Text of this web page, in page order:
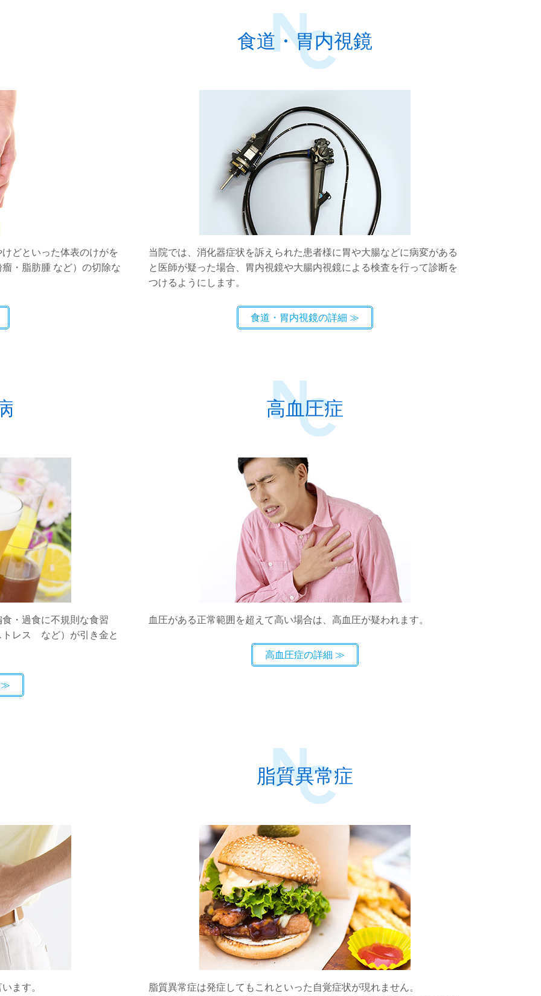
どといった体表のけがを
・脂肪腫 など）の切除な
食道・胃内視鏡
当院では、消化器症状を訴えられた患者様に胃や大腸などに病変がある
と医師が疑った場合、胃内視鏡や大腸内視鏡による検査を行って診断を
つけるようにします。
食道・胃内視鏡の詳細
・過食に不規則な食習
トレス など）が引き金と
高血圧症
血圧がある正常範囲を超えて高い場合は、高血圧が疑われます。
高血圧症の詳細
ます。
脂質異常症
脂質異常症は発症してもこれといった自覚症状が現れません。